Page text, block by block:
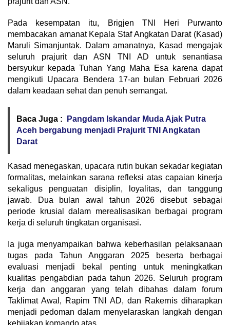
Pada kesempatan itu, Brigjen TNI Heri Purwanto
membacakan amanat Kepala Staf Angkatan Darat (Kasad)
Maruli Simanjuntak. Dalam amanatnya, Kasad mengajak
seluruh prajurit dan ASN TNI AD untuk senantiasa
bersyukur kepada Tuhan Yang Maha Esa karena dapat
mengikuti Upacara Bendera 17-an bulan Februari 2026
dalam keadaan sehat dan penuh semangat.
Baca Juga :
Pangdam Iskandar Muda Ajak Putra
Aceh bergabung menjadi Prajurit TNI Angkatan
Darat
Kasad menegaskan, upacara rutin bukan sekadar kegiatan
formalitas, melainkan sarana refleksi atas capaian kinerja
sekaligus penguatan disiplin, loyalitas, dan tanggung
jawab. Dua bulan awal tahun 2026 disebut sebagai
periode krusial dalam merealisasikan berbagai program
kerja di seluruh tingkatan organisasi.
Ia juga menyampaikan bahwa keberhasilan pelaksanaan
tugas pada Tahun Anggaran 2025 beserta berbagai
evaluasi menjadi bekal penting untuk meningkatkan
kualitas pengabdian pada tahun 2026. Seluruh program
kerja dan anggaran yang telah dibahas dalam forum
Taklimat Awal, Rapim TNI AD, dan Rakernis diharapkan
menjadi pedoman dalam menyelaraskan langkah dengan
kebijakan komando atas.